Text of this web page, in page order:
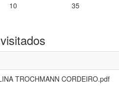
10 35
TROCHMANN CORDEIRO.pdf